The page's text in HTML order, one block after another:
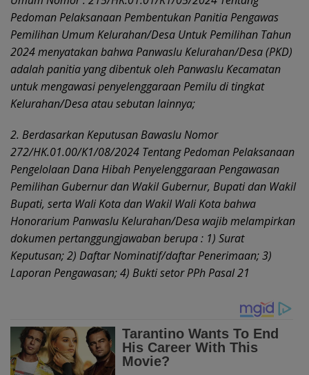
Pedoman Pelaksanaan Pembentukan Panitia Pengawas
Pemilihan Umum Kelurahan/Desa Untuk Pemilihan Tahun
2024 menyatakan bahwa Panwaslu Kelurahan/Desa (PKD)
adalah panitia yang dibentuk oleh Panwaslu Kecamatan
untuk mengawasi penyelenggaraan Pemilu di tingkat
Kelurahan/Desa atau sebutan lainnya;
2. Berdasarkan Keputusan Bawaslu Nomor
272/HK.01.00/K1/08/2024 Tentang Pedoman Pelaksanaan
Pengelolaan Dana Hibah Penyelenggaraan Pengawasan
Pemilihan Gubernur dan Wakil Gubernur, Bupati dan Wakil
Bupati, serta Wali Kota dan Wakil Wali Kota bahwa
Honorarium Panwaslu Kelurahan/Desa wajib melampirkan
dokumen pertanggungjawaban berupa : 1) Surat
Keputusan; 2) Daftar Nominatif/daftar Penerimaan; 3)
Laporan Pengawasan; 4) Bukti setor PPh Pasal 21